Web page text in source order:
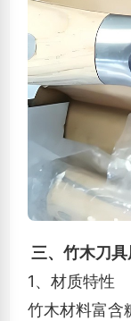
三、竹木刀
1、材质特性
竹木材料富含